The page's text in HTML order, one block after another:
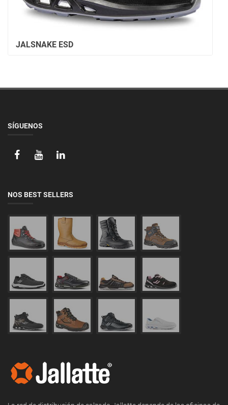
JALSNAKE ESD
SÍGUENOS
NOS BEST SELLERS